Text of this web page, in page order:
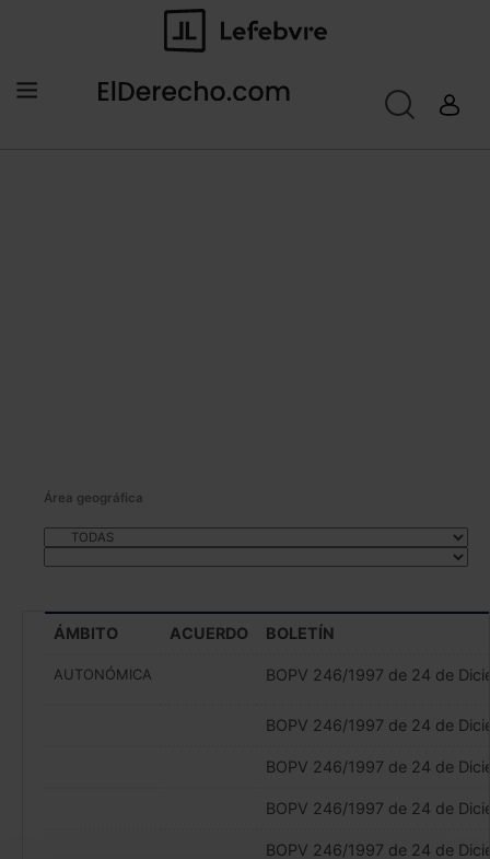
Área geográfica
ÁMBITO ACUERDO BOLETÍN
AUTONÓMICA BOPV 246/1997 de 24 de
BOPV 246/1997 de 24 de
BOPV 246/1997 de 24 de
BOPV 246/1997 de 24 de
BOPV 246/1997 de 24 de